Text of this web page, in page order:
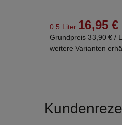
0.5 Liter 16,95 €
Grundpreis 33,90 € /
weitere Varianten